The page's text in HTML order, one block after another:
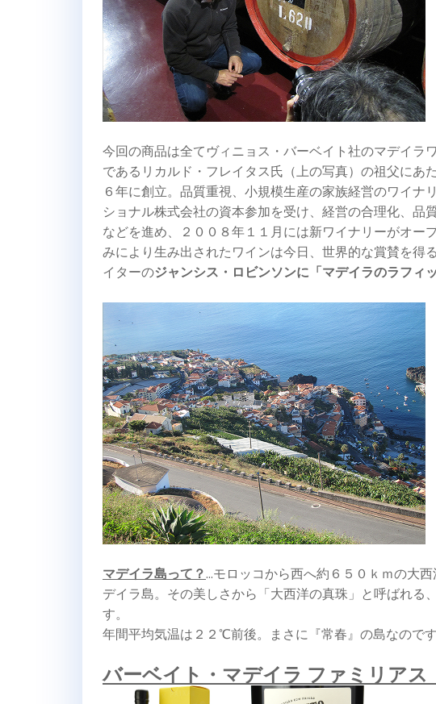
今回の商品は全てヴィニョス・バーベイト社のマデイラ
であるリカルド・フレイタス氏（上の写真）の祖父にあ
６年に創立。品質重視、小規模生産の家族経営のワイナ
ショナル株式会社の資本参加を受け、経営の合理化、品
などを進め、２００８年１１月には新ワイナリーがオー
みにより生み出されたワインは今日、世界的な賞賛を得
イターのジャンシス・ロビンソンに「マデイラのラフィッ
マデイラ島って？…モロッコから西へ約６５０ｋｍの大
デイラ島。その美しさから「大西洋の真珠」と呼ばれる
す。
年間平均気温は２２℃前後。まさに『常春』の島なのです
バーベイト・マデイラ ファミリアス